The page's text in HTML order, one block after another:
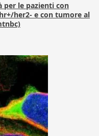
per le pazienti con
her2- e con tumore al